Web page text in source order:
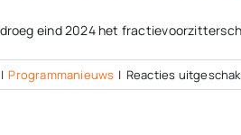
droeg eind 2024 het
| Programmanieuws | Reacties